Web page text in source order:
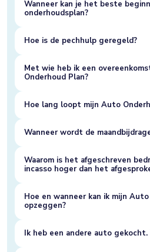
Wanneer kan je het beste
onderhoudsplan?
Hoe is de pechhulp geregeld?
Met wie heb ik een
Onderhoud Plan?
Hoe lang loopt mijn Auto
Wanneer wordt de
Waarom is het afgeschreven
incasso hoger dan het
Hoe en wanneer kan ik mijn
opzeggen?
Ik heb een andere auto gekocht.